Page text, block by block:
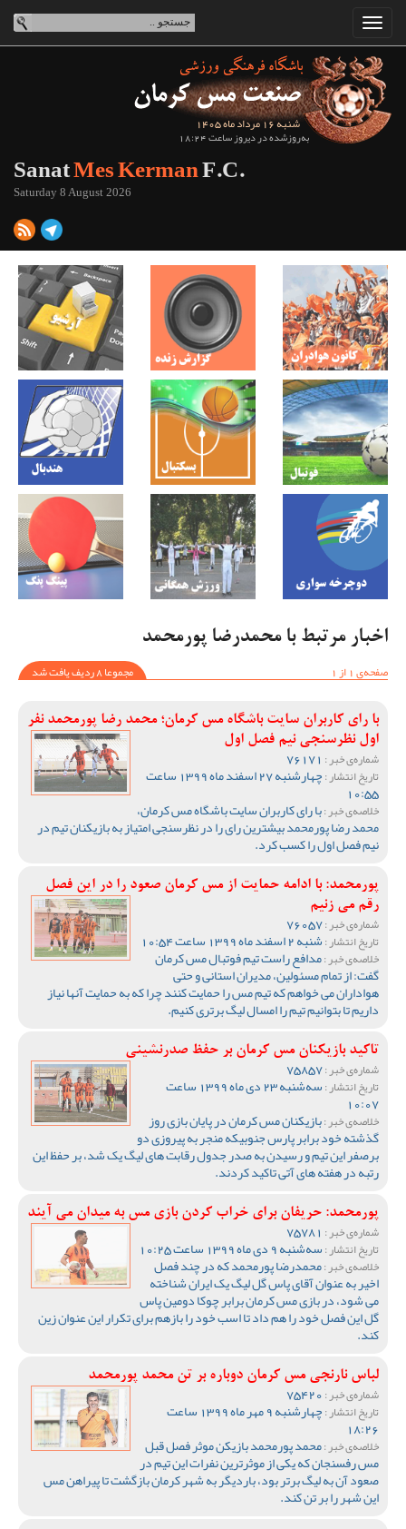
شنبه 16 مرداد ماه 1405
به‌روزشده در دیروز ساعت 18:24
SanatMes KermanF.C.
Saturday 8 August 2026
اخبار مرتبط با محمدرضا پورمحمد
صفحه‌ی 1 از 1
مجموعا 8 ردیف یافت شد
با رای کاربران سایت باشگاه مس کرمان؛ محمد رضا پورمحمد نفر
اول نظرسنجی نیم فصل اول
شماره‌ی خبر :
تاریخ انتشار : چهارشنبه 27 اسفند ماه 1399 ساعت
10:55
خلاصه‌ی خبر :با رای کاربران سایت باشگاه مس کرمان،
محمد رضا پورمحمد بیشترین رای را در نظرسنجی امتیاز به بازیکنان تیم در
نیم فصل اول را کسب کرد.
پورمحمد: با ادامه حمایت از مس کرمان صعود را در این فصل
رقم می زنیم
شماره‌ی خبر :
تاریخ انتشار :شنبه 2 اسفند ماه 1399 ساعت 10:54
خلاصه‌ی خبر :مدافع راست تیم فوتبال مس کرمان
گفت: از تمام مسئولین، مدیران استانی و حتی
هواداران می خواهم که تیم مس را حمایت کنند چرا که به حمایت آنها نیاز
داریم تا بتوانیم تیم را امسال لیگ برتری کنیم.
تاکید بازیکنان مس کرمان بر حفظ صدرنشینی
شماره‌ی خبر :
تاریخ انتشار : سه‌شنبه 23 دی ماه 1399 ساعت
10:07
خلاصه‌ی خبر :بازیکنان مس کرمان در پایان بازی روز
گذشته خود برابر پارس جنوبیکه منجر به پیروزی دو
برصفر این تیم و رسیدن به صدر جدول رقابت های لیگ یک شد، بر حفظ این
رتبه در هفته های آتی تاکید کردند.
پورمحمد: حریفان برای خراب کردن بازی مس به میدان می آیند
شماره‌ی خبر :
تاریخ انتشار :سه‌شنبه 9 دی ماه 1399 ساعت 10:25
خلاصه‌ی خبر :محمدرضا پورمحمد که در چند فصل
اخیر به عنوان آقای پاس گل لیگ یک ایران شناخته
می شود، در بازی مس کرمان برابر چوکا دومین پاس
گل این فصل خود را هم داد تا اسب خود را بازهم برای تکرار این عنوان زین
کند.
لباس نارنجی مس کرمان دوباره بر تن محمد پورمحمد
شماره‌ی خبر :
تاریخ انتشار : چهارشنبه 9 مهر ماه 1399 ساعت
18:26
خلاصه‌ی خبر :محمد پورمحمد بازیکن موثر فصل قبل
مس رفسنجان که یکی از موثرترین نفرات این تیم در
صعود آن به لیگ برتر بود، باردیگر به شهر کرمان بازگشت تا پیراهن مس
این شهر را بر تن کند.